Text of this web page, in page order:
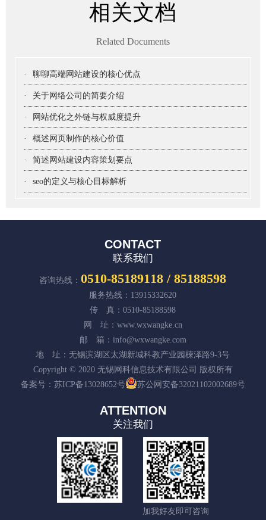
相关文档
Related Documents
· 聊聊高端网站建设的核心优点
· 关于网络公司的简要介绍
· 网站优化之外链与权威度提升
· 概述网页制作的核心价值
· 简述网站建设内容策划要点
· seo的定义与核心目标解析
CONTACT
联系我们
咨询热线：0510-85189118 / 85188598
服务热线：13915332620
传 真：0510-85188598
网 址：www.wxwangke.cn
邮 箱：info@wxwangke.com
地 址：无锡滨湖区太湖新城科教产业园楝泽路9-3号
Copyright © 2020 无锡网科信息技术有限公司 版权所有
备案号： 苏ICP备13028652号 苏公网安备32021102002689号
ATTENTION
关注我们
加我好友即可咨询